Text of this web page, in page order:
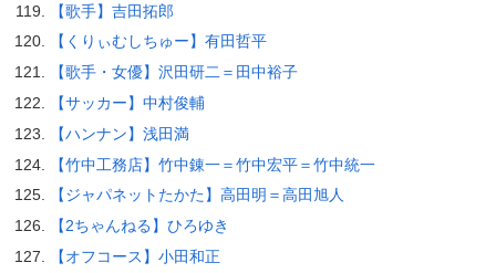
【歌手】吉田拓郎
【くりぃむしちゅー】有田哲平
【歌手・女優】沢田研二＝田中裕子
【サッカー】中村俊輔
【ハンナン】浅田満
【竹中工務店】竹中錬一＝竹中宏平＝竹中統一
【ジャパネットたかた】高田明＝高田旭人
【2ちゃんねる】ひろゆき
【オフコース】小田和正